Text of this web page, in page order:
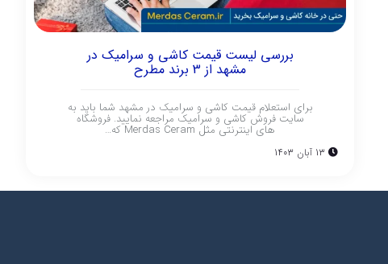
بررسی لیست قیمت کاشی و سرامیک در
مشهد از 3 برند مطرح
برای استعلام قیمت کاشی و سرامیک در مشهد شما باید به
سایت فروش کاشی و سرامیک مراجعه نمایید. فروشگاه
های اینترنتی مثل Merdas Ceram که…